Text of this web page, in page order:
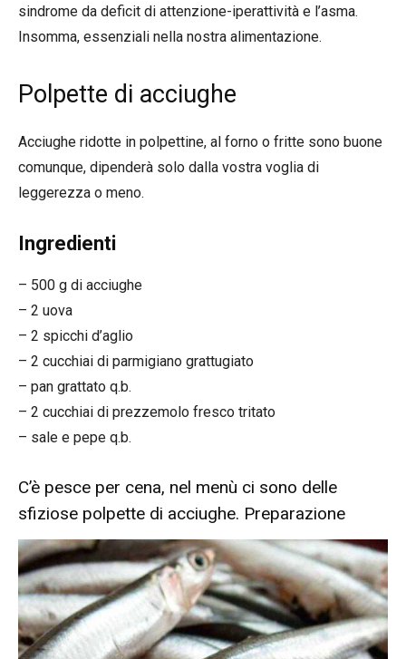
sindrome da deficit di attenzione-iperattività e l’asma.
Insomma, essenziali nella nostra alimentazione.
Polpette di acciughe
Acciughe ridotte in polpettine, al forno o fritte sono buone
comunque, dipenderà solo dalla vostra voglia di
leggerezza o meno.
Ingredienti
– 500 g di acciughe
– 2 uova
– 2 spicchi d’aglio
– 2 cucchiai di parmigiano grattugiato
– pan grattato q.b.
– 2 cucchiai di prezzemolo fresco tritato
– sale e pepe q.b.
C’è pesce per cena, nel menù ci sono delle
sfiziose polpette di acciughe. Preparazione